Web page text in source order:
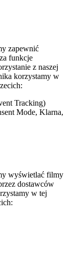
zapewnić
funkcje
z naszej
korzystamy w
Tracking)
Mode, Klarna,
wyświetlać filmy
dostawców
w tej